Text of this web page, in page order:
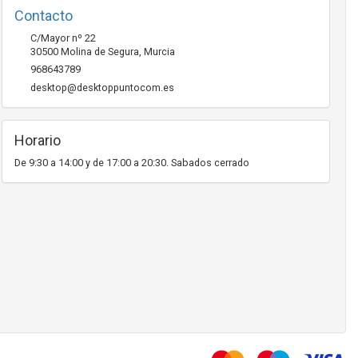
Contacto
C/Mayor nº 22
30500 Molina de Segura, Murcia
968643789
desktop@desktoppuntocom.es
Horario
De 9:30 a 14:00 y de 17:00 a 20:30. Sabados cerrado